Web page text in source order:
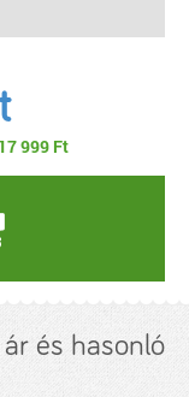
17 999 Ft
ár és hasonló